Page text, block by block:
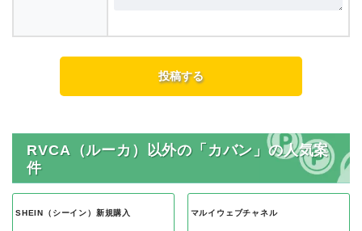
RVCA（ルーカ）以外の「カバン」の人気案
件
SHEIN（シーイン）新規購入 マルイウェブチャネル